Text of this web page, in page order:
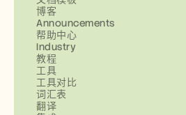
博客
Announcements
帮助中心
Industry
教程
工具
工具对比
词汇表
翻译